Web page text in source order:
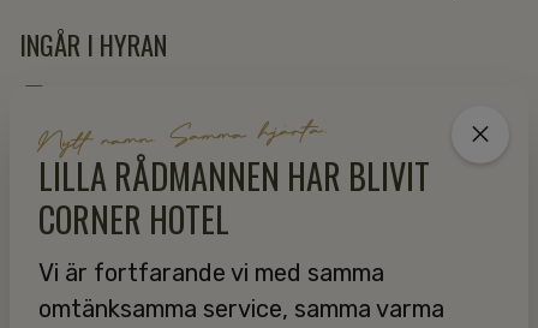
INGÅR I HYRAN
Värme, vatten, och el
Tvättmöjligheter
TV och WiFi 100 Mbit
Städning en gång i veckan med byte av handdukar
och sänglinne
Nytt namn. Samma hjärta.
LILLA RÅDMANNEN HAR BLIVIT
CORNER HOTEL
Vi är fortfarande vi med samma
omtänksamma service, samma varma